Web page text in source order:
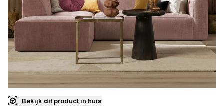
Bekijk dit product in huis